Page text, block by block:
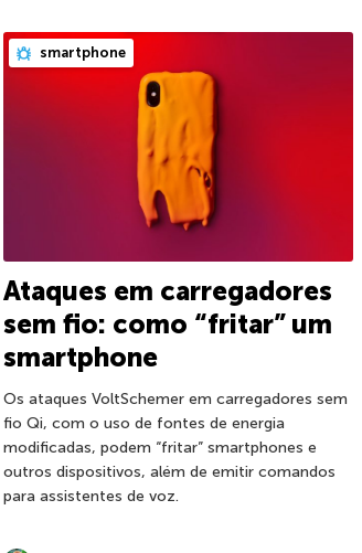
smartphone
Ataques em carregadores
sem fio: como “fritar” um
smartphone
Os ataques VoltSchemer em carregadores sem
fio Qi, com o uso de fontes de energia
modificadas, podem “fritar” smartphones e
outros dispositivos, além de emitir comandos
para assistentes de voz.